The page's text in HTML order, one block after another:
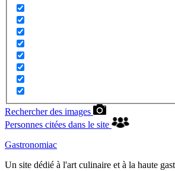
Rechercher des images
Personnes citées dans le site
Gastronomiac
Un site dédié à l'art culinaire et à la haute